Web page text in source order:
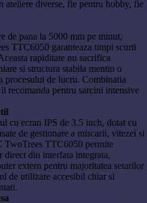
ateliere diverse, fie pentru hobby, fie
de pana la 5000 mm pe minut,
TTC6050 garanteaza timpi scurti
rapiditate nu sacrifica
si structura stabila mentin o
procesului de lucru. Combinatia
recomanda pentru sarcini intensive
cu ecran IPS de 3.5 inch, dotat cu
de gestionare a miscarii, vitezei si
TwoTrees TTC6050 permite
direct din interfata integrata,
extern pentru majoritatea setarilor
de utilizare accesibil chiar si